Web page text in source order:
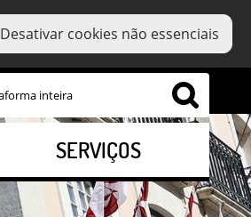
Desativar cookies não essenciais
SERVIÇOS